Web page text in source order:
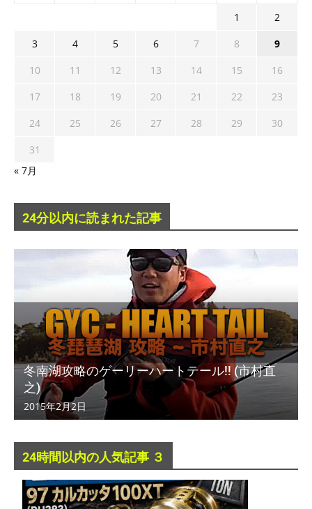
1
2
3
4 5 6 7 8
9
10
11 12 13 14 15
16
17
18 19 20 21 22
23
24
25 26 27 28 29
30
31
« 7月
24分以内に読まれた記事
冬南湖攻略のゲーリーハートテール!! (市村直
之)
2015年2月2日
24時間以内の人気記事 ３